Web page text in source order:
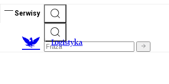
Serwisy
Logistyka